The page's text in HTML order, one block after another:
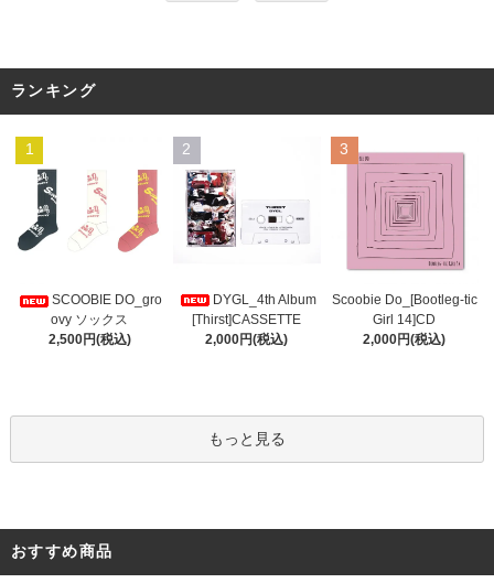
ランキング
1
SCOOBIE DO_gro
ovy ソックス
2,500円(税込)
2
DYGL_4th Album
[Thirst]CASSETTE
2,000円(税込)
3
Scoobie Do_[Bootleg-tic
Girl 14]CD
2,000円(税込)
もっと見る
おすすめ商品